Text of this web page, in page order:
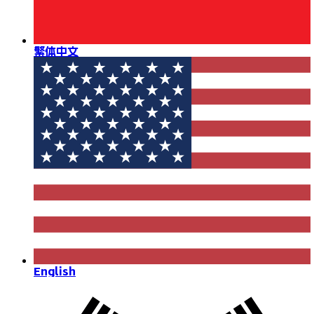
繁体中文
English